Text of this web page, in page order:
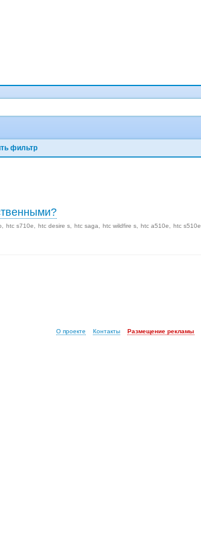
фильтр
htc s710e htc desire s htc saga htc wildfire s htc a510e htc s510e
О проекте Контакты Размещение рекламы